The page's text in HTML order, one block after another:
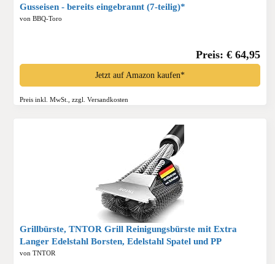
Gusseisen - bereits eingebrannt (7-teilig)*
von BBQ-Toro
Preis: € 64,95
Jetzt auf Amazon kaufen*
Preis inkl. MwSt., zzgl. Versandkosten
Grillbürste, TNTOR Grill Reinigungsbürste mit Extra
Langer Edelstahl Borsten, Edelstahl Spatel und PP
Wärmedämmung Griff, für Gasgrill, Holzkohlegrill,
von TNTOR